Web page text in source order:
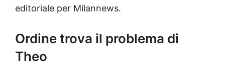
editoriale per Milannews.
Ordine trova il problema di
Theo